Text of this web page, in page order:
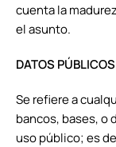
cuenta la
el asunto.
DATOS PÚBLICOS
Se refiere a
bancos, bases, o
uso público; es